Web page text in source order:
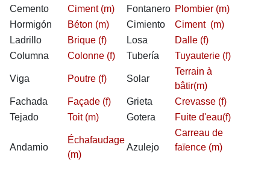
Cemento
Ciment (m) Fontanero Plombier (m)
Hormigón
Béton (m) Cimiento
Ciment (m)
Ladrillo
Brique (f) Losa
Dalle (f)
Columna
Colonne (f) Tubería Tuyauterie (f)
Viga Poutre (f) Solar
Terrain à
bâtir(m)
Fachada
Façade (f) Grieta
Crevasse (f)
Tejado
Toit (m) Gotera Fuite d'eau(f)
Andamio
Échafaudage
(m)
Azulejo
Carreau de
faïence (m)